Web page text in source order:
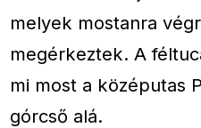
melyek mostanra
megérkeztek. A
mi most a középutas
górcső alá.